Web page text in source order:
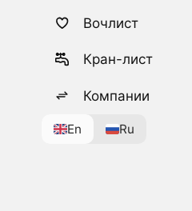
Вочлист
Кран-лист
Компании
En Ru